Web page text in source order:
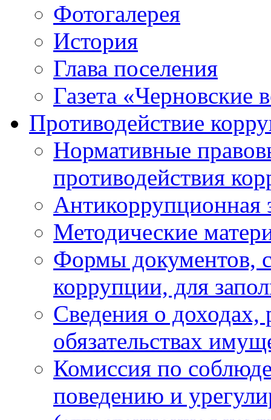
Фотогалерея
История
Глава поселения
Газета «Черновские
Противодействие
Нормативные
противодействия
Антикоррупционная
Методические
Формы документов,
коррупции, для
Сведения о доходах,
обязательствах
Комиссия по
поведению и